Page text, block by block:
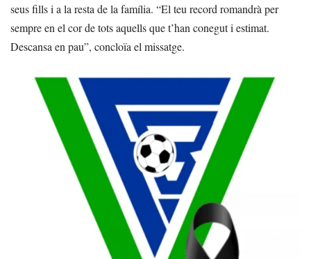
seus fills i a la resta de la família. “El teu record romandrà per
sempre en el cor de tots aquells que t’han conegut i estimat.
Descansa en pau”, concloïa el missatge.